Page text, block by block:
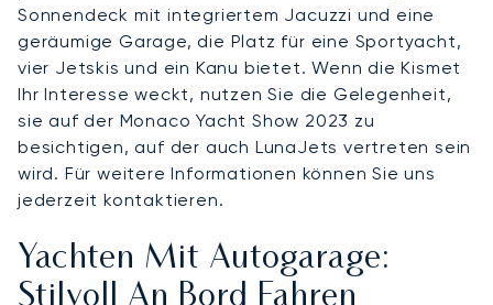
Sonnendeck mit integriertem Jacuzzi und eine
geräumige Garage, die Platz für eine Sportyacht,
vier Jetskis und ein Kanu bietet. Wenn die Kismet
Ihr Interesse weckt, nutzen Sie die Gelegenheit,
sie auf der Monaco Yacht Show 2023 zu
besichtigen, auf der auch LunaJets vertreten sein
wird. Für weitere Informationen können Sie uns
jederzeit kontaktieren.
Yachten Mit Autogarage:
Stilvoll An Bord Fahren